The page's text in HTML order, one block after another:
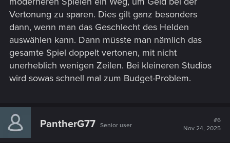
Vertonung zu sparen. Dies gilt ganz besonders
dann, wenn man das Geschlecht des Helden
auswählen kann. Dann müsste man nämlich das
gesamte Spiel doppelt vertonen, mit nicht
unerheblich wenigen Zeilen. Bei kleineren Studios
wird sowas schnell mal zum Budget-Problem.
PantherG77 Senior user
#6
Nov 24, 2025